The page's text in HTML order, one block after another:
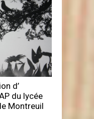
d’
du lycée
Montreuil